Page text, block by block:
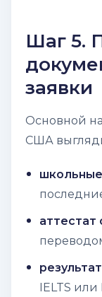
Шаг 5.
заявки
Основной
США
аттестат
IELTS